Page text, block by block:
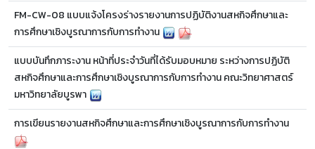
FM-CW-08 แบบแจ้งโครงร่างรายงานการปฏิบัติงานสหกิจศึกษาและ
การศึกษาเชิงบูรณาการกับการทำงาน
แบบบันทึกภาระงาน หน้าที่ประจำวันที่ได้รับมอบหมาย ระหว่างการปฏิบัติ
สหกิจศึกษาและการศึกษาเชิงบูรณาการกับการทำงาน คณะวิทยาศาสตร์
มหาวิทยาลัยบูรพา
การเขียนรายงานสหกิจศึกษาและการศึกษาเชิงบูรณาการกับการทำงาน